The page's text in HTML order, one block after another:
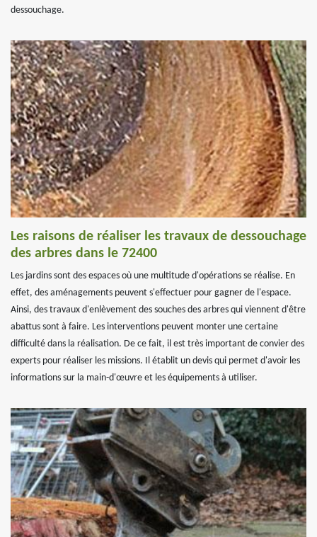
dessouchage.
Les raisons de réaliser les travaux de dessouchage
des arbres dans le 72400
Les jardins sont des espaces où une multitude d'opérations se réalise. En
effet, des aménagements peuvent s'effectuer pour gagner de l'espace.
Ainsi, des travaux d'enlèvement des souches des arbres qui viennent d'être
abattus sont à faire. Les interventions peuvent monter une certaine
difficulté dans la réalisation. De ce fait, il est très important de convier des
experts pour réaliser les missions. Il établit un devis qui permet d'avoir les
informations sur la main-d'œuvre et les équipements à utiliser.